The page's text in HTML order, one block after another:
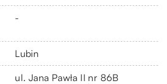
-
Lubin
ul. Jana Pawła II nr 86B